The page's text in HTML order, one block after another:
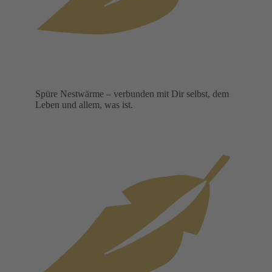
Spüre Nestwärme – verbunden mit Dir selbst, dem
Leben und allem, was ist.